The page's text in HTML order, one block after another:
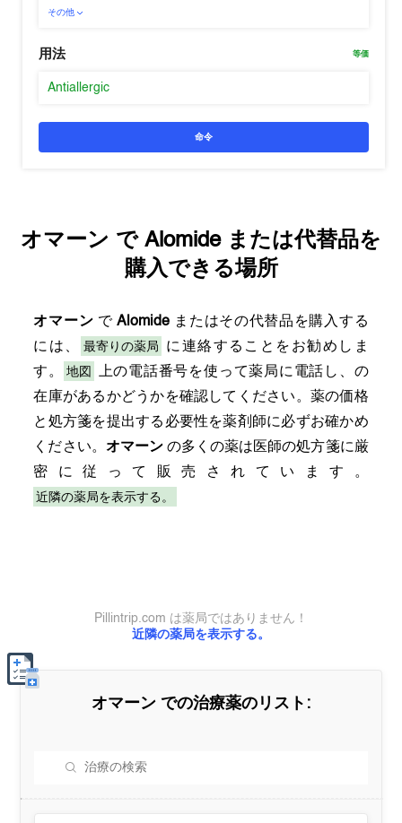
その他
用法 等価
Antiallergic
命令
オマーン で Alomideまたは代替品を
購入できる場所
オマーン でAlomide またはその代替品を購入する
には、
最寄りの薬局
に連絡することをお勧めしま
す。
地図
上の電話番号を使って薬局に電話し、の
在庫があるかどうかを確認してください。薬の価格
と処方箋を提出する必要性を薬剤師に必ずお確かめ
ください。 オマーンの多くの薬は医師の処方箋に厳
密に従って販売されています。
近隣の薬局を表示する。
近隣の薬局を表示する。
Pillintrip.com は薬局ではありません！
オマーン での治療薬のリスト: